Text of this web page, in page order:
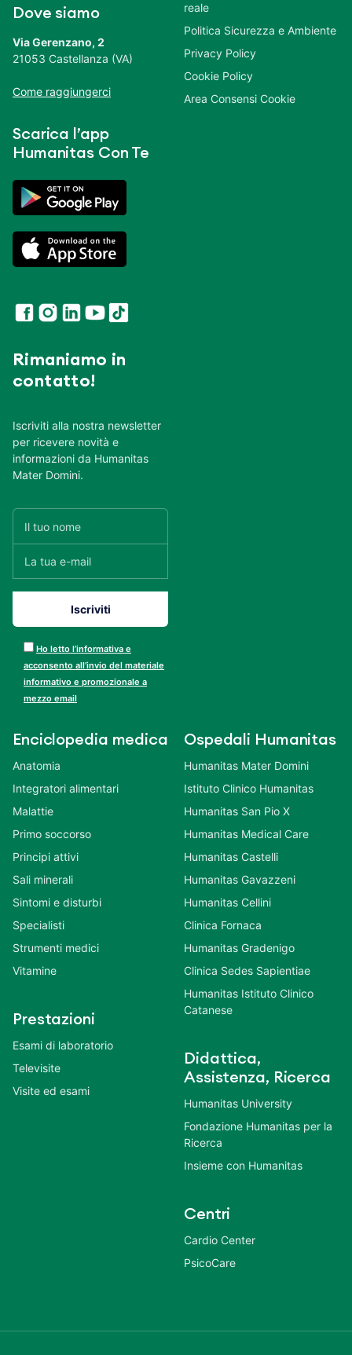
Dove siamo
Via Gerenzano, 2
21053 Castellanza (VA)
Come raggiungerci
Scarica l’app
Humanitas Con Te
Rimaniamo in
contatto!
Iscriviti alla nostra newsletter
per ricevere novità e
informazioni da Humanitas
Mater Domini.
Ho letto l’informativa e
acconsento all’invio del materiale
informativo e promozionale a
mezzo email
reale
Politica Sicurezza e Ambiente
Privacy Policy
Cookie Policy
Area Consensi Cookie
Enciclopedia medica
Anatomia
Integratori alimentari
Malattie
Primo soccorso
Principi attivi
Sali minerali
Sintomi e disturbi
Specialisti
Strumenti medici
Vitamine
Prestazioni
Esami di laboratorio
Televisite
Visite ed esami
Ospedali Humanitas
Humanitas Mater Domini
Istituto Clinico Humanitas
Humanitas San Pio X
Humanitas Medical Care
Humanitas Castelli
Humanitas Gavazzeni
Humanitas Cellini
Clinica Fornaca
Humanitas Gradenigo
Clinica Sedes Sapientiae
Humanitas Istituto Clinico
Catanese
Didattica,
Assistenza, Ricerca
Humanitas University
Fondazione Humanitas per la
Ricerca
Insieme con Humanitas
Centri
Cardio Center
PsicoCare